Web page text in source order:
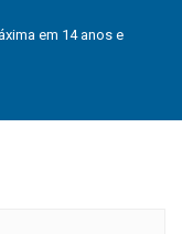
em 14 anos e